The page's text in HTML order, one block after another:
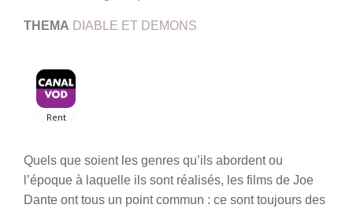
THEMA DIABLE ET DEMONS
Quels que soient les genres qu’ils abordent ou
l’époque à laquelle ils sont réalisés, les films de Joe
Dante ont tous un point commun : ce sont toujours des